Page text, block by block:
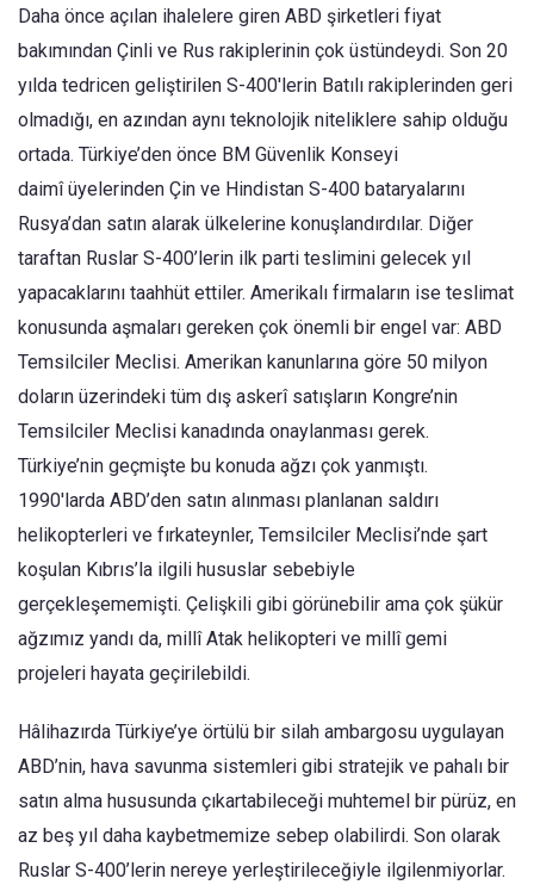
Daha önce açılan ihalelere giren ABD şirketleri fiyat
bakımından Çinli ve Rus rakiplerinin çok üstündeydi. Son 20
yılda tedricen geliştirilen S-400'lerin Batılı rakiplerinden geri
olmadığı, en azından aynı teknolojik niteliklere sahip olduğu
ortada. Türkiye’den önce BM Güvenlik Konseyi
daimî üyelerinden Çin ve Hindistan S-400 bataryalarını
Rusya’dan satın alarak ülkelerine konuşlandırdılar. Diğer
taraftan Ruslar S-400’lerin ilk parti teslimini gelecek yıl
yapacaklarını taahhüt ettiler. Amerikalı firmaların ise teslimat
konusunda aşmaları gereken çok önemli bir engel var: ABD
Temsilciler Meclisi. Amerikan kanunlarına göre 50 milyon
doların üzerindeki tüm dış askerî satışların Kongre’nin
Temsilciler Meclisi kanadında onaylanması gerek.
Türkiye’nin geçmişte bu konuda ağzı çok yanmıştı.
1990'larda ABD’den satın alınması planlanan saldırı
helikopterleri ve fırkateynler, Temsilciler Meclisi’nde şart
koşulan Kıbrıs’la ilgili hususlar sebebiyle
gerçekleşememişti. Çelişkili gibi görünebilir ama çok şükür
ağzımız yandı da, millî Atak helikopteri ve millî gemi
projeleri hayata geçirilebildi.
Hâlihazırda Türkiye’ye örtülü bir silah ambargosu uygulayan
ABD’nin, hava savunma sistemleri gibi stratejik ve pahalı bir
satın alma hususunda çıkartabileceği muhtemel bir pürüz, en
az beş yıl daha kaybetmemize sebep olabilirdi. Son olarak
Ruslar S-400’lerin nereye yerleştirileceğiyle ilgilenmiyorlar.